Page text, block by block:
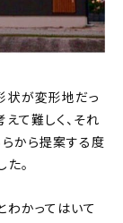
状が変形地だっ
て難しく、それ
から提案する度
。
わかってはいて